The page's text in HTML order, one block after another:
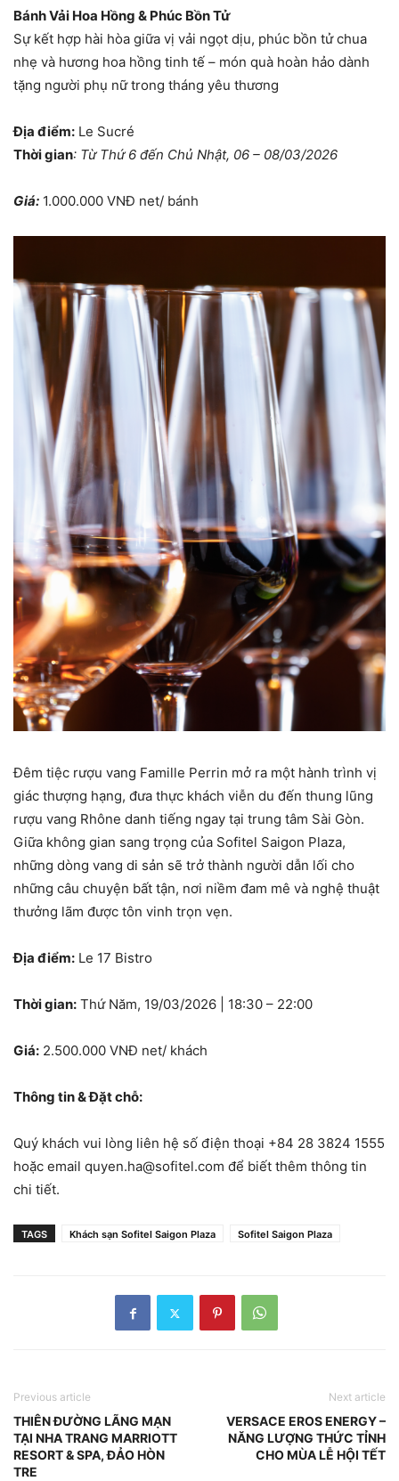
Bánh Vải Hoa Hồng & Phúc Bồn Tử
Sự kết hợp hài hòa giữa vị vải ngọt dịu, phúc bồn tử chua
nhẹ và hương hoa hồng tinh tế – món quà hoàn hảo dành
tặng người phụ nữ trong tháng yêu thương
Địa điểm: Le Sucré
Thời gian: Từ Thứ 6 đến Chủ Nhật, 06 – 08/03/2026
Giá: 1.000.000 VNĐ net/ bánh
Đêm tiệc rượu vang Famille Perrin mở ra một hành trình vị
giác thượng hạng, đưa thực khách viễn du đến thung lũng
rượu vang Rhône danh tiếng ngay tại trung tâm Sài Gòn.
Giữa không gian sang trọng của Sofitel Saigon Plaza,
những dòng vang di sản sẽ trở thành người dẫn lối cho
những câu chuyện bất tận, nơi niềm đam mê và nghệ thuật
thưởng lãm được tôn vinh trọn vẹn.
Địa điểm: Le 17 Bistro
Thời gian: Thứ Năm, 19/03/2026 | 18:30 – 22:00
Giá: 2.500.000 VNĐ net/ khách
Thông tin & Đặt chỗ:
Quý khách vui lòng liên hệ số điện thoại +84 28 3824 1555
hoặc email quyen.ha@sofitel.com để biết thêm thông tin
chi tiết.
TAGS Khách sạn Sofitel Saigon Plaza Sofitel Saigon Plaza
Previous article
THIÊN ĐƯỜNG LÃNG MẠN
TẠI NHA TRANG MARRIOTT
RESORT & SPA, ĐẢO HÒN
TRE
Next article
VERSACE EROS ENERGY –
NĂNG LƯỢNG THỨC TỈNH
CHO MÙA LỄ HỘI TẾT